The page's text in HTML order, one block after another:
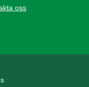
oss